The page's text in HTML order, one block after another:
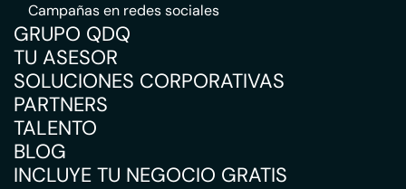
Campañas en redes sociales
GRUPO QDQ
TU ASESOR
SOLUCIONES CORPORATIVAS
PARTNERS
TALENTO
BLOG
INCLUYE TU NEGOCIO GRATIS